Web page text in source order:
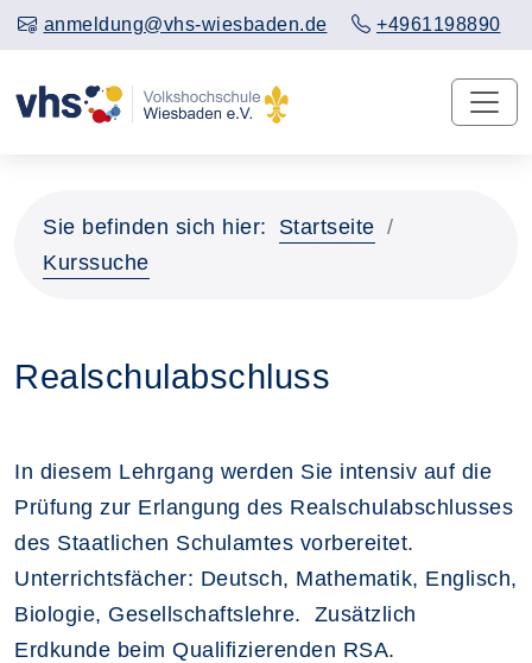
anmeldung@vhs-wiesbaden.de +4961198890
Sie befinden sich hier:
Startseite
Kurssuche
Realschulabschluss
In diesem Lehrgang werden Sie intensiv auf die
Prüfung zur Erlangung des Realschulabschlusses
des Staatlichen Schulamtes vorbereitet.
Unterrichtsfächer: Deutsch, Mathematik, Englisch,
Biologie, Gesellschaftslehre. Zusätzlich
Erdkunde beim Qualifizierenden RSA.